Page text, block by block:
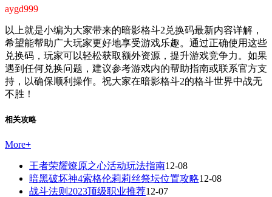
aygd999
以上就是小编为大家带来的暗影格斗2兑换码最新内容详解，
希望能帮助广大玩家更好地享受游戏乐趣。通过正确使用这些
兑换码，玩家可以轻松获取额外资源，提升游戏竞争力。如果
遇到任何兑换问题，建议参考游戏内的帮助指南或联系官方支
持，以确保顺利操作。祝大家在暗影格斗2的格斗世界中战无
不胜！
相关攻略
More+
王者荣耀燎原之心活动玩法指南12-08
暗黑破坏神4索格伦莉莉丝祭坛位置攻略12-08
战斗法则2023顶级职业推荐12-07